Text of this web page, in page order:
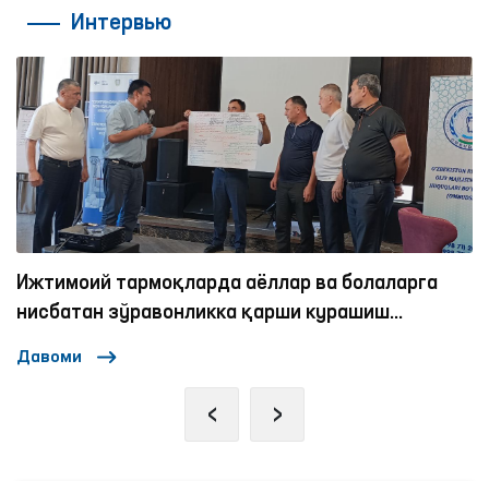
Интервью
Ижтимоий тармоқларда аёллар ва болаларга
нисбатан зўравонликка қарши курашиш
Давоми
‹ ›